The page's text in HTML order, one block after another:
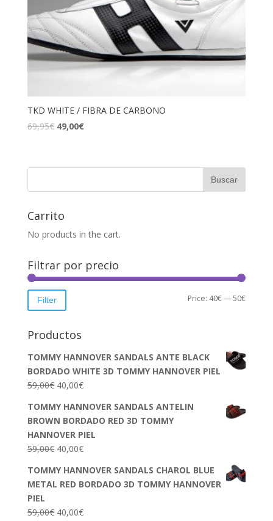
TKD WHITE / FIBRA DE CARBONO
69,95€ 49,00€
Carrito
No products in the cart.
Filtrar por precio
Min
Max
Filter Price: 40€—50€
Productos
TOMMY HANNOVER SANDALS ANTE BLACK
BORDADO WHITE 3D TOMMY HANNOVER PIEL
59,00€ 40,00€
TOMMY HANNOVER SANDALS ANTELIN
BROWN BORDADO RED 3D TOMMY
HANNOVER PIEL
59,00€ 40,00€
TOMMY HANNOVER SANDALS CHAROL BLUE
METAL RED BORDADO 3D TOMMY HANNOVER
PIEL
59,00€ 40,00€